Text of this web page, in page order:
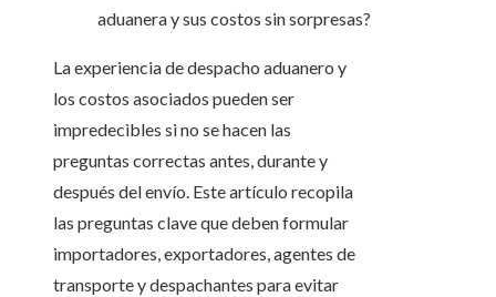
aduanera y sus costos sin sorpresas?
La experiencia de despacho aduanero y
los costos asociados pueden ser
impredecibles si no se hacen las
preguntas correctas antes, durante y
después del envío. Este artículo recopila
las preguntas clave que deben formular
importadores, exportadores, agentes de
transporte y despachantes para evitar